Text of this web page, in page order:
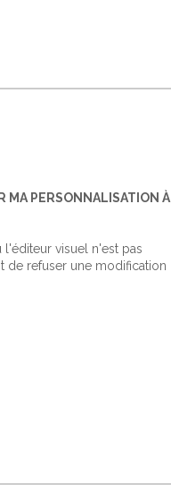
MA PERSONNALISATION À
visuel n'est pas
de refuser une modification